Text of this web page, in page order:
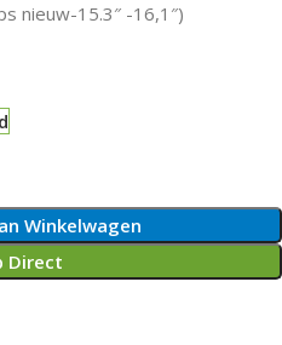
nieuw-15.3″ -16,1″)
Winkelwagen
Direct